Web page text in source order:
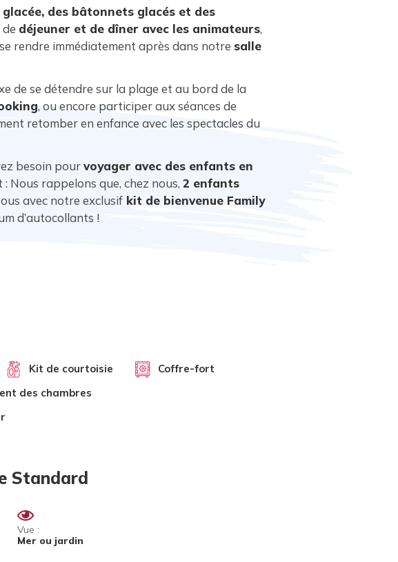
glacée, des bâtonnets glacés et des
déjeuner et de dîner avec les animateurs,
rendre immédiatement après dans notre salle
de se détendre sur la plage et au bord de la
, ou encore participer aux séances de
retomber en enfance avec les spectacles du
besoin pourvoyager avec des enfants en
: Nous rappelons que, chez nous, 2 enfants
avec notre exclusif kit de bienvenue Family
d’autocollants !
Kit de courtoisie
Coffre-fort
des chambres
Standard
Vue :
Mer ou jardin